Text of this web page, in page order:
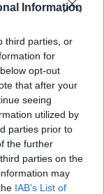
Information
third parties, or
for
opt-out
that after your
seeing
utilized by
parties prior to
the further
parties on the
may
IAB’s List of
meg az Egyesült
országoknak
akár ilyen
történhetnek,
arra,
tudósított...